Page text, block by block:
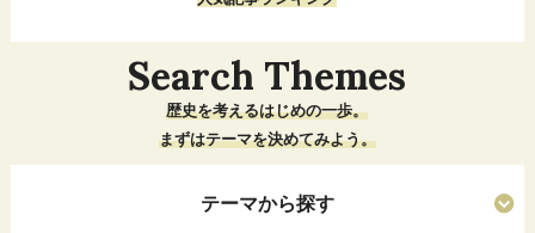
Search Themes
歴史を考えるはじめの一歩。
まずはテーマを決めてみよう。
テーマから探す